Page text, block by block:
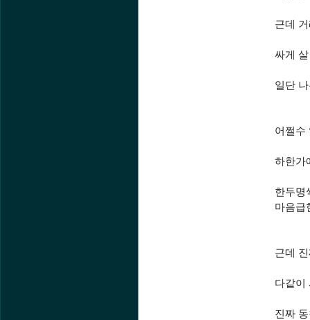
근데
싸게
일단
어쩔수
하한가
한두명
마음급
근데
다같이
진짜